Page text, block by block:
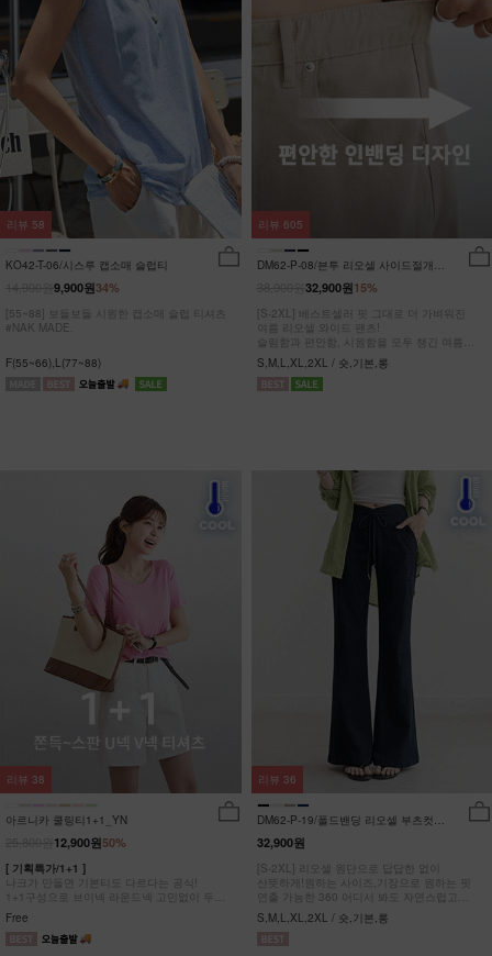
KO42-T-06/시스루 캡소매 슬럽티
34%
9,900원
[55~88] 보들보들 시원한 캡소매 슬럽 티셔츠
#NAK MADE.
F(55~66),L(77~88)
리뷰 58
DM62-P-08/븐투 리오셀 사이드절개팬
15%
32,900원
[S-2XL] 베스트셀러 핏 그대로 더 가벼워진
여름 리오셀 와이드 팬츠!
슬림함과 편안함, 시원함을 모두 챙긴 여름
완전정복 팬츠
S,M,L,XL,2XL / 숏,기본,롱
리뷰 605
아르니카 쿨링티1+1_YN
50%
12,900원
[ 기획특가/1+1 ]
나크가 만들면 기본티도 다르다는 공식!
1+1구성으로 브이넥 라운드넥 고민없이 두장
다 챙겨가세요
Free
리뷰 38
DM62-P-19/폴드밴딩 리오셀 부츠컷팬
32,900원
[S-2XL] 리오셀 원단으로 답답한 없이
산뜻하게!원하는 사이즈,기장으로 원하는 핏
연출 가능한 360 어디서 봐도 자연스럽고
균형잡힌 부츠컷 팬츠
S,M,L,XL,2XL / 숏,기본,롱
리뷰 36